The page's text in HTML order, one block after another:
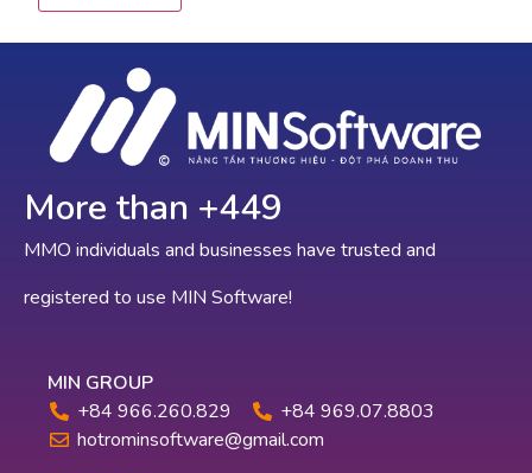
MMO individuals and businesses have trusted and
registered to use MIN Software!
More than +585
MIN GROUP
+84 966.260.829
+84 969.07.8803
hotrominsoftware@gmail.com